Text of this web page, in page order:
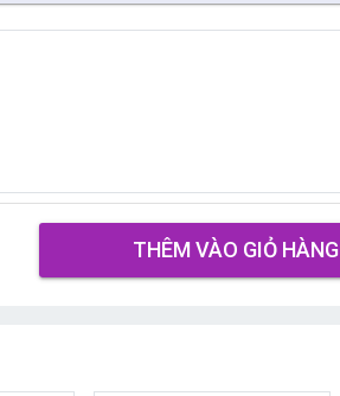
THÊM VÀO GIỎ HÀNG